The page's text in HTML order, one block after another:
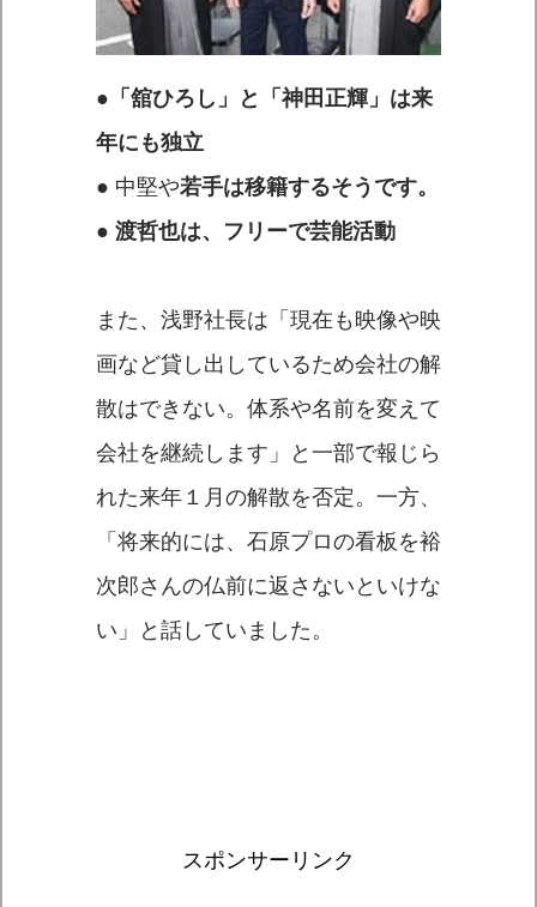
● 「舘ひろし」と「神田正輝」は来
年にも独立
● 中堅や若手は移籍するそうです。
● 渡哲也は、フリーで芸能活動
また、浅野社長は「現在も映像や映
画など貸し出しているため会社の解
散はできない。体系や名前を変えて
会社を継続します」と一部で報じら
れた来年１月の解散を否定。一方、
「将来的には、石原プロの看板を裕
次郎さんの仏前に返さないといけな
い」と話していました。
スポンサーリンク